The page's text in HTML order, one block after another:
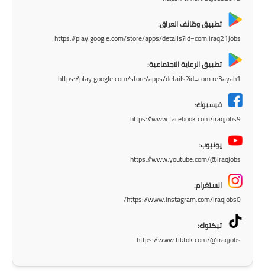
ملازم دراسية
المرحلة الابتدائية
مواضيع انشاء
تطبيق وظائف العراق:
https://play.google.com/store/apps/details?id=com.iraq21jobs
تطبيق الرعاية الاجتماعية:
https://play.google.com/store/apps/details?id=com.re3ayah1
فيسبوك:
https://www.facebook.com/iraqjobs9
يوتيوب:
https://www.youtube.com/@iraqjobs
انستغرام:
https://www.instagram.com/iraqjobs0/
تيكتوك:
https://www.tiktok.com/@iraqjobs